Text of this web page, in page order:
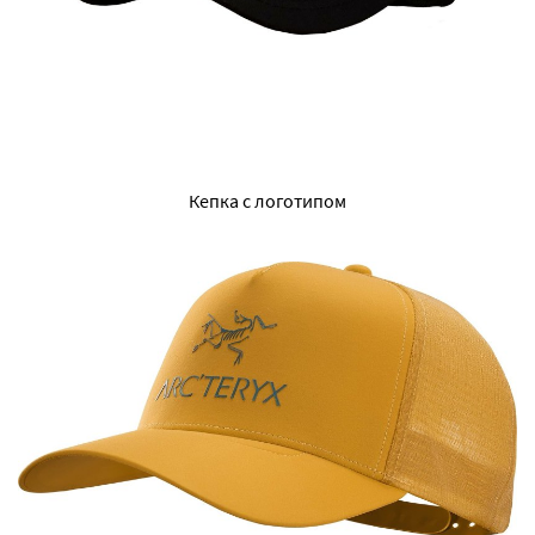
Кепка с логотипом